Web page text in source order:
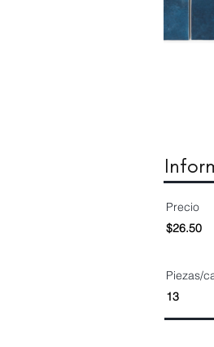
Precio
$26.50
Piezas/
13